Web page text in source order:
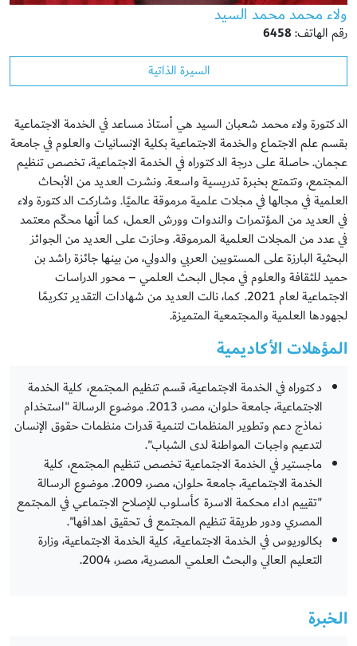
ولاء محمد محمد السيد
رقم الهاتف:6458
السيرة الذاتية
الدكتورة ولاء محمد شعبان السيد هي أستاذ مساعد في الخدمة الاجتماعية
بقسم علم الاجتماع والخدمة الاجتماعية بكلية الإنسانيات والعلوم في جامعة
عجمان. حاصلة على درجة الدكتوراه في الخدمة الاجتماعية، تخصص تنظيم
المجتمع، وتتمتع بخبرة تدريسية واسعة. ونشرت العديد من الأبحاث
العلمية في مجالها في مجلات علمية مرموقة عالميًا. وشاركت الدكتورة ولاء
في العديد من المؤتمرات والندوات وورش العمل، كما أنها محكّم معتمد
في عدد من المجلات العلمية المرموقة. وحازت على العديد من الجوائز
البحثية البارزة على المستويين العربي والدولي، من بينها جائزة راشد بن
حميد للثقافة والعلوم في مجال البحث العلمي – محور الدراسات
الاجتماعية لعام 2021. كما، نالت العديد من شهادات التقدير تكريمًا
لجهودها العلمية والمجتمعية المتميزة.
المؤهلات الأكاديمية
دكتوراه في الخدمة الاجتماعية، قسم تنظيم المجتمع، كلية الخدمة
الاجتماعية، جامعة حلوان، مصر، 2013. موضوع الرسالة "استخدام
نماذج دعم وتطوير المنظمات لتنمية قدرات منظمات حقوق الإنسان
لتدعيم واجبات المواطنة لدى الشباب".
ماجستير في الخدمة الاجتماعية تخصص تنظيم المجتمع، كلية
الخدمة الاجتماعية، جامعة حلوان، مصر، 2009. موضوع الرسالة
"تقييم اداء محكمة الاسرة كأسلوب للإصلاح الاجتماعي في المجتمع
المصري ودور طريقة تنظيم المجتمع فى تحقيق اهدافها".
بكالوريوس في الخدمة الاجتماعية، كلية الخدمة الاجتماعية، وزارة
التعليم العالي والبحث العلمي المصرية، مصر، 2004.
الخبرة